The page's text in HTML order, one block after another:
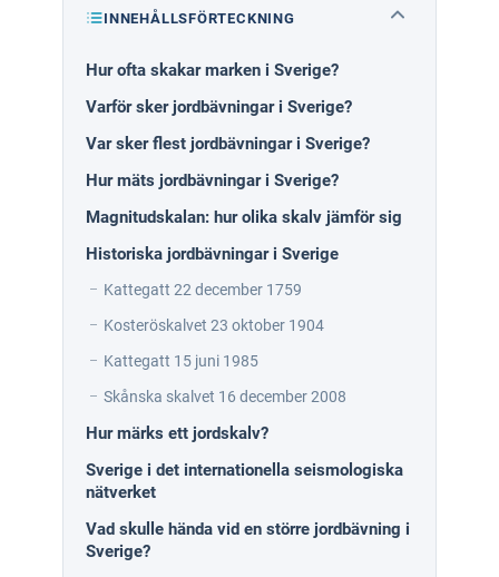
INNEHÅLLSFÖRTECKNING
Hur ofta skakar marken i Sverige?
Varför sker jordbävningar i Sverige?
Var sker flest jordbävningar i Sverige?
Hur mäts jordbävningar i Sverige?
Magnitudskalan: hur olika skalv jämför sig
Historiska jordbävningar i Sverige
Kattegatt 22 december 1759
Kosteröskalvet 23 oktober 1904
Kattegatt 15 juni 1985
Skånska skalvet 16 december 2008
Hur märks ett jordskalv?
Sverige i det internationella seismologiska
nätverket
Vad skulle hända vid en större jordbävning i
Sverige?